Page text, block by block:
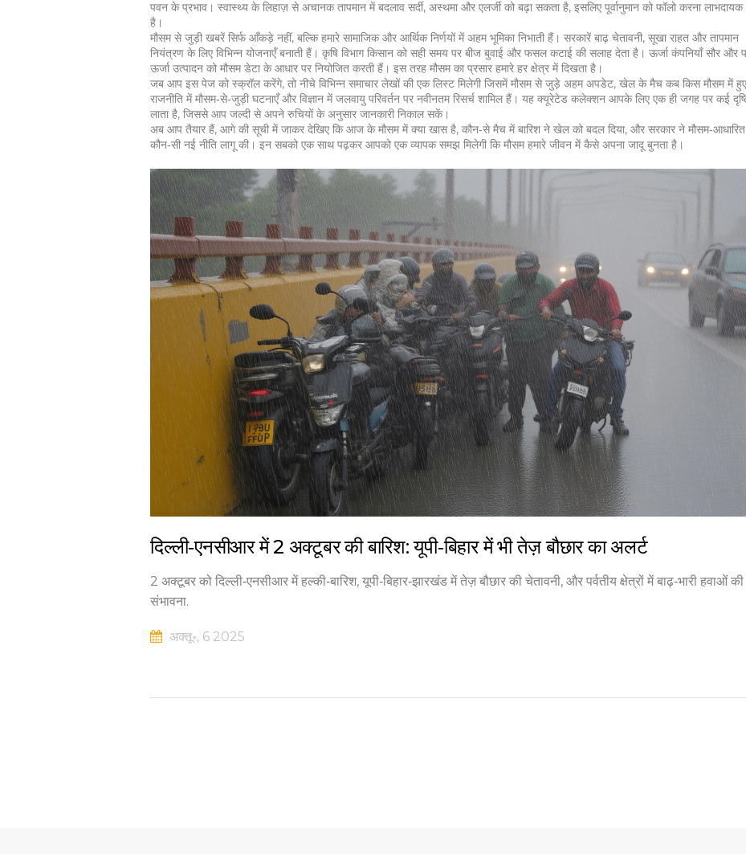
पवन के प्रभाव। स्वास्थ्य के लिहाज़ से अचानक तापमान में बदलाव सर्दी, अस्थमा और एलर्जी को बढ़ा सकता है, इसलिए पूर्वानुमान को फॉलो करना लाभदायक
है।
मौसम से जुड़ी खबरें सिर्फ आँकड़े नहीं, बल्कि हमारे सामाजिक और आर्थिक निर्णयों में अहम भूमिका निभाती हैं। सरकारें बाढ़ चेतावनी, सूखा राहत और तापमान
नियंत्रण के लिए विभिन्न योजनाएँ बनाती हैं। कृषि विभाग किसान को सही समय पर बीज बुवाई और फसल कटाई की सलाह देता है। ऊर्जा कंपनियाँ सौर और
ऊर्जा उत्पादन को मौसम डेटा के आधार पर नियोजित करती हैं। इस तरह मौसम का प्रसार हमारे हर क्षेत्र में दिखता है।
जब आप इस पेज को स्क्रॉल करेंगे, तो नीचे विभिन्न समाचार लेखों की एक लिस्ट मिलेगी जिसमें मौसम से जुड़े अहम अपडेट, खेल के मैच कब किस मौसम में
राजनीति में मौसम‑से‑जुड़ी घटनाएँ और विज्ञान में जलवायु परिवर्तन पर नवीनतम रिसर्च शामिल हैं। यह क्यूरेटेड कलेक्शन आपके लिए एक ही जगह पर कई
लाता है, जिससे आप जल्दी से अपने रुचियों के अनुसार जानकारी निकाल सकें।
अब आप तैयार हैं, आगे की सूची में जाकर देखिए कि आज के मौसम में क्या खास है, कौन‑से मैच में बारिश ने खेल को बदल दिया, और सरकार ने मौसम‑आधारित
कौन‑सी नई नीति लागू की। इन सबको एक साथ पढ़कर आपको एक व्यापक समझ मिलेगी कि मौसम हमारे जीवन में कैसे अपना जादू बुनता है।
दिल्ली‑एनसीआर में 2 अक्टूबर की बारिश: यूपी‑बिहार में भी तेज़ बौछार का अलर्ट
2 अक्टूबर को दिल्ली‑एनसीआर में हल्की‑बारिश, यूपी‑बिहार‑झारखंड में तेज़ बौछार की चेतावनी, और पर्वतीय क्षेत्रों में बाढ़‑भारी हवाओं की
संभावना.
अक्तू॰, 6 2025